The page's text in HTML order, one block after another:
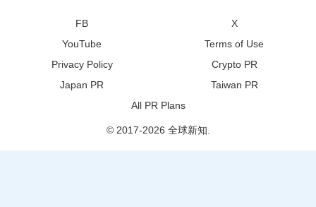
FB
X
YouTube
Terms of Use
Privacy Policy
Crypto PR
Japan PR
Taiwan PR
All PR Plans
© 2017-2026 全球新知.